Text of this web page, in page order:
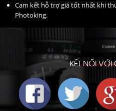
Cam kết hỗ trợ giá tốt nhất khi
Photoking.
KẾT NỐI VỚI